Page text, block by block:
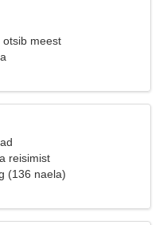
otsib meest
reisimist
(136 naela)